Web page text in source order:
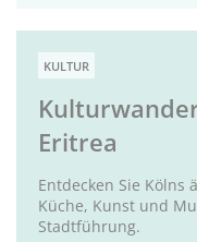
KULTUR
Eritrea
Entdecken Sie
Küche, Kunst und
Stadtführung.